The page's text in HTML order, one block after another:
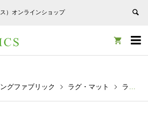
）オンラインショップ


グファブリック ラグ・マット ラグ